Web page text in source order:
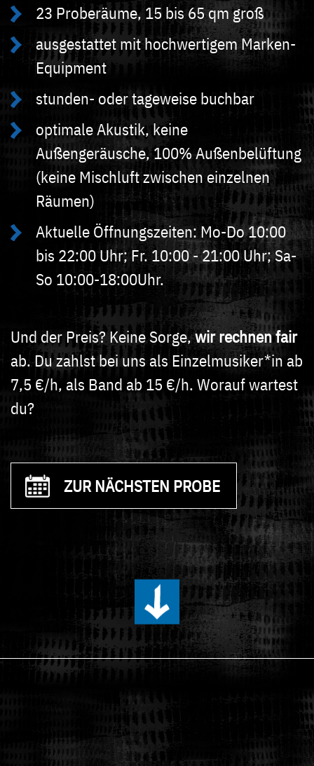
23 Proberäume, 15 bis 65 qm groß
ausgestattet mit hochwertigem Marken-
Equipment
stunden- oder tageweise buchbar
optimale Akustik, keine
Außengeräusche, 100% Außenbelüftung
(keine Mischluft zwischen einzelnen
Räumen)
Aktuelle Öffnungszeiten: Mo-Do 10:00
bis 22:00 Uhr; Fr. 10:00 - 21:00 Uhr; Sa-
So 10:00-18:00Uhr.
Und der Preis? Keine Sorge,wir rechnen fair
ab. Du zahlst bei uns als Einzelmusiker*in ab
7,5 €/h, als Band ab 15 €/h. Worauf wartest
du?
ZUR NÄCHSTEN PROBE